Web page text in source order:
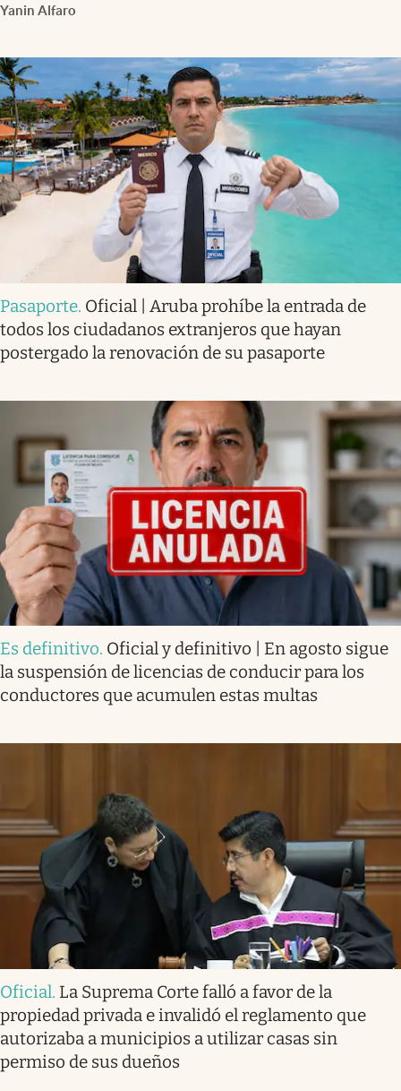
Yanin Alfaro
Pasaporte. Oficial | Aruba prohíbe la entrada de
todos los ciudadanos extranjeros que hayan
postergado la renovación de su pasaporte
Es definitivo. Oficial y definitivo | En agosto sigue
la suspensión de licencias de conducir para los
conductores que acumulen estas multas
Oficial. La Suprema Corte falló a favor de la
propiedad privada e invalidó el reglamento que
autorizaba a municipios a utilizar casas sin
permiso de sus dueños